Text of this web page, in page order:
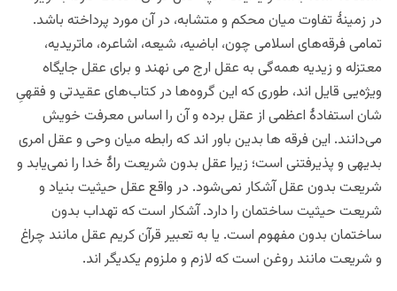
در زمینۀ تفاوت میان محکم و متشابه، در آن مورد پرداخته باشد.
تمامی فرقه‌های اسلامی چون، اباضیه، شیعه، اشاعره، ماتریدیه،
معتزله و زیدیه همه‌گی به عقل ارج می نهند و برای عقل جایگاه
ویژه‌یی قایل اند، طوری که این گروه‌ها در کتاب‌های عقیدتی و فقهیِ
شان استفادۀ اعظمی از عقل برده و آن را اساس معرفت خویش
می‌دانند. این فرقه ها بدین باور اند که رابطه میان وحی و عقل امری
بدیهی و پذیرفتنی است؛ زیرا عقل بدون شریعت راۀ خدا را نمی‌یابد و
شریعت بدون عقل آشکار نمی‌شود. در واقع عقل حیثیت بنیاد و
شریعت حیثیت ساختمان را دارد. آشکار است که تهداب بدون
ساختمان بدون مفهوم است. یا به تعبیر قرآن کریم عقل مانند چراغ
و شریعت مانند روغن است که لازم و ملزوم یکدیگر اند.